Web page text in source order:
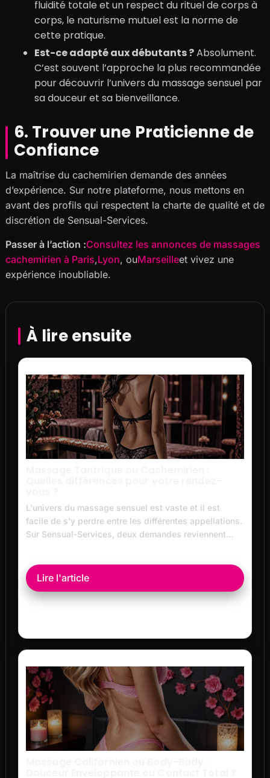
fluidité totale et un respect du rituel de corps à
corps, le naturisme mutuel est la norme de
cette pratique.
Est-ce adapté aux débutants ?Absolument.
C’est souvent l’approche la plus recommandée
pour découvrir l’univers du massage sensuel par
sa douceur et sa bienveillance.
6. Trouver une Praticienne de
Confiance
La maîtrise du cachemirien demande des années
d’expérience. Sur notre plateforme, nous mettons en
avant des profils qui respectent la charte de qualité et de
discrétion de Sensual-Services.
Passer à l’action :Consultez les annonces de massages
cachemirien à Paris,Lyon, ouMarseilleet vivez une
expérience inoubliable.
À lire ensuite
L'univers du massage sensuel est vaste et il est
facile de s'y perdre entre les différentes appellations.
Sur Sensual-Services, deux demandes reviennent…
Lire l'article